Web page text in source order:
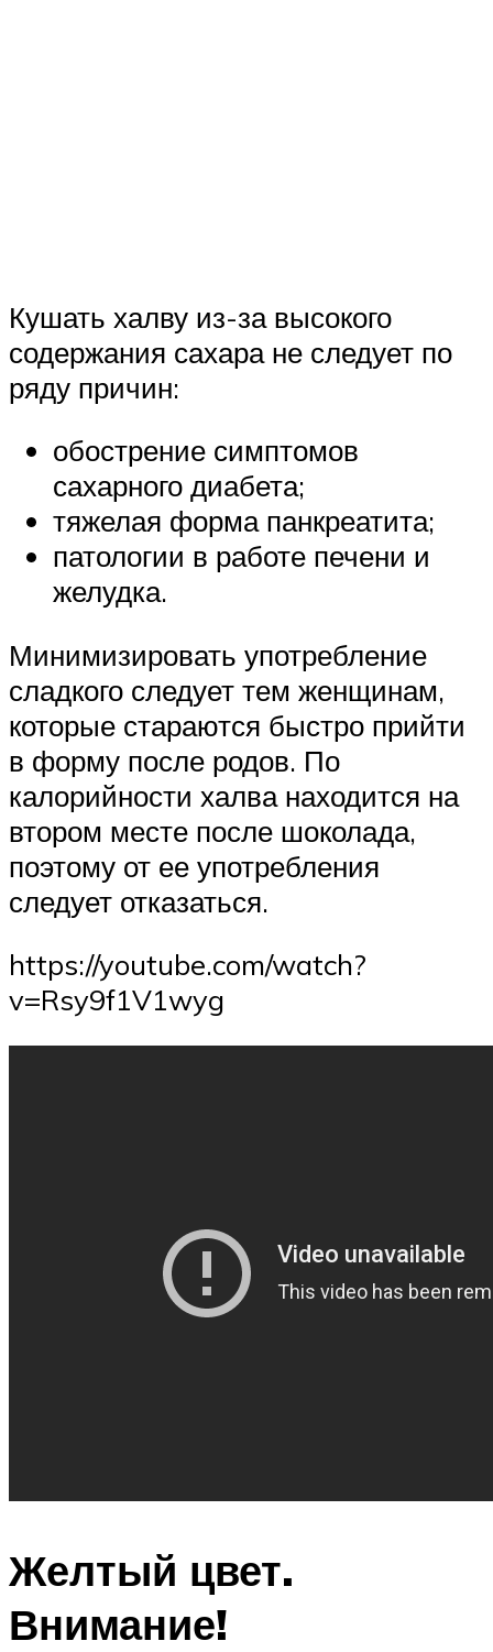
Кушать халву из-за высокого
содержания сахара не следует по
ряду причин:
обострение симптомов
сахарного диабета;
тяжелая форма панкреатита;
патологии в работе печени и
желудка.
Минимизировать употребление
сладкого следует тем женщинам,
которые стараются быстро прийти
в форму после родов. По
калорийности халва находится на
втором месте после шоколада,
поэтому от ее употребления
следует отказаться.
https://youtube.com/watch?
v=Rsy9f1V1wyg
Желтый цвет.
Внимание!